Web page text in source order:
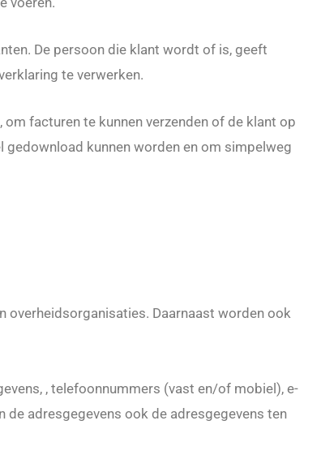
De persoon die klant wordt of is, geeft
te verwerken.
facturen te kunnen verzenden of de klant op
gedownload kunnen worden en om simpelweg
overheidsorganisaties. Daarnaast worden ook
, telefoonnummers (vast en/of mobiel), e-
adresgegevens ook de adresgegevens ten